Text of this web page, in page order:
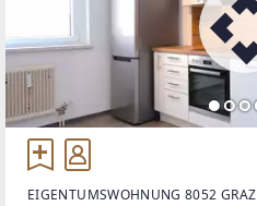
EIGENTUMSWOHNUNG 8052 GRAZ